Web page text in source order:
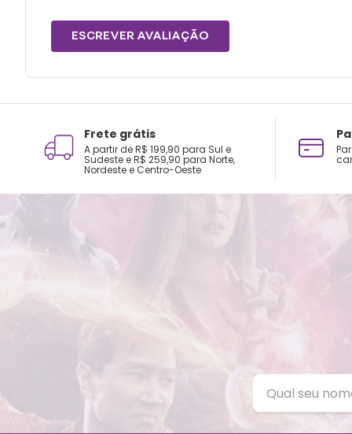
ESCREVER AVALIAÇÃO
Frete grátis
A partir de R$ 199,90 para Sul e
Sudeste e R$ 259,90 para Norte,
Nordeste e Centro-Oeste